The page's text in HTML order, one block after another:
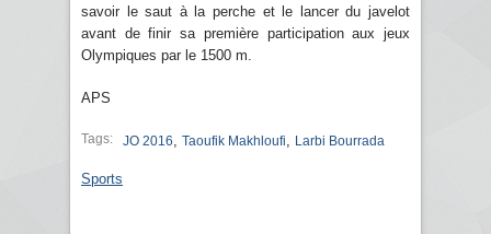
savoir le saut à la perche et le lancer du javelot
avant de finir sa première participation aux jeux
Olympiques par le 1500 m.
APS
Tags: JO 2016 Taoufik Makhloufi Larbi Bourrada
Sports